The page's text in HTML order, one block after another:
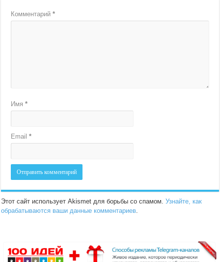
Комментарий*
Имя*
Email*
Этот сайт использует Akismet для борьбы со спамом.Узнайте, как
обрабатываются ваши данные комментариев.